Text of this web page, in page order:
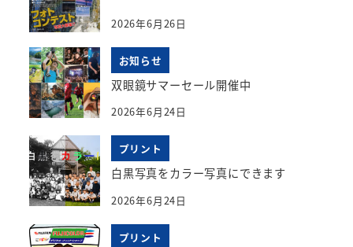
2026年6月26日
お知らせ
双眼鏡サマーセール開催中
2026年6月24日
プリント
白黒写真をカラー写真にできます
2026年6月24日
プリント